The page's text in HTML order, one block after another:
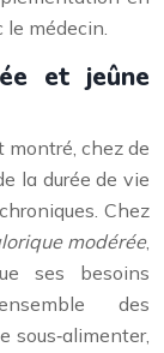
le médecin.
et jeûne
montré, chez de
la durée de vie
Chez
modérée,
ses besoins
des
sous‑alimenter,